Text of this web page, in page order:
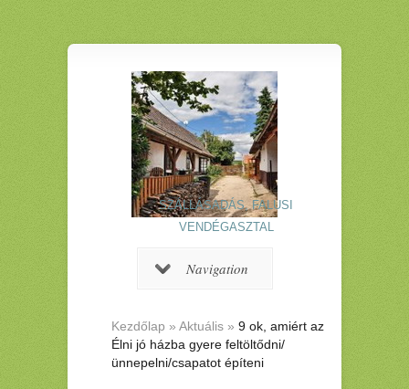
SZÁLLÁSADÁS, FALUSI
VENDÉGASZTAL
Navigation
Kezdőlap » Aktuális » 9 ok, amiért az
Élni jó házba gyere feltöltődni/
ünnepelni/csapatot építeni